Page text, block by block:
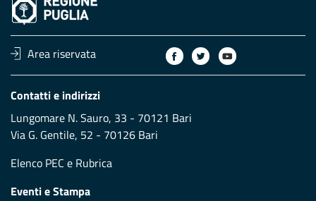
Area riservata
Contatti e indirizzi
Lungomare N. Sauro, 33 - 70121 Bari
Via G. Gentile, 52 - 70126 Bari
Elenco PEC e Rubrica
Eventi e Stampa